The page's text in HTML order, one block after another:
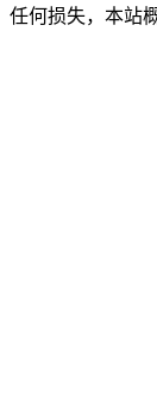
任何损失，本站